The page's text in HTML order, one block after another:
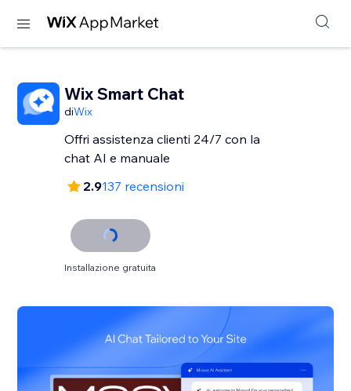
Wix Smart Chat
diWix
Offri assistenza clienti 24/7 con la
chat AI e manuale
2.9137 recensioni
Installazione gratuita